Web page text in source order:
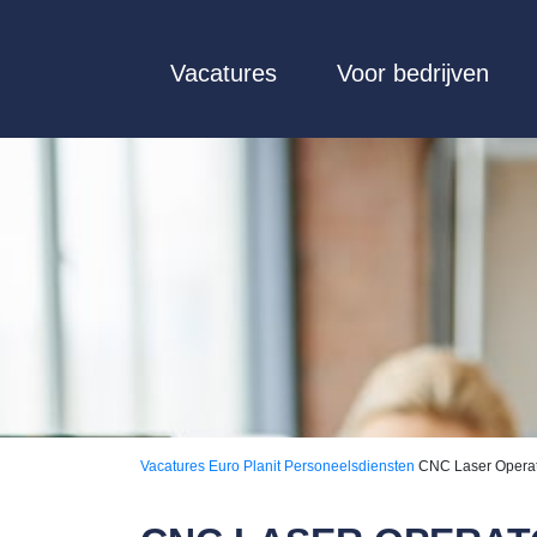
Vacatures Voor bedrijven
Vacatures Euro Planit Personeelsdiensten CNC Laser